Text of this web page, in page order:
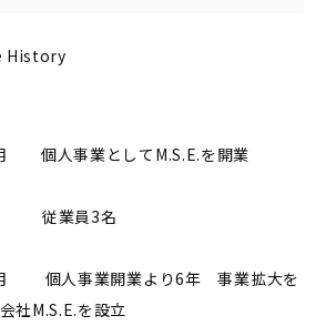
History
個人事業としてM.S.E.を開業
業員3名
個人事業開業より6年 事業拡大を
社M.S.E.を設立